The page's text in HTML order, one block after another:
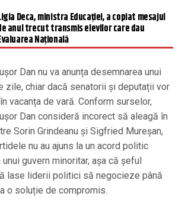
Deca, ministra Educației, a copiat mesajul
anul trecut transmis elevilor care dau
Națională
Dan nu va anunța desemnarea unui
zile, chiar dacă senatorii și deputații vor
vacanța de vară. Conform surselor,
Dan consideră incorect să aleagă în
Sorin Grindeanu și Sigfried Mureșan,
nu au ajuns la un acord politic
guvern minoritar, așa că șeful
lase liderii politici să negocieze până
o soluție de compromis.